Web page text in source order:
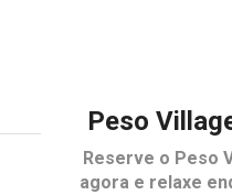
Peso
Reserve o Peso
agora e relaxe